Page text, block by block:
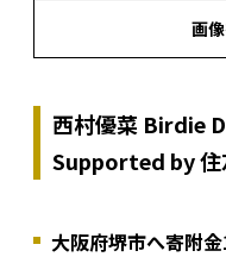
画
西村優菜 Birdie
Supported by 住
大阪府堺市へ寄附